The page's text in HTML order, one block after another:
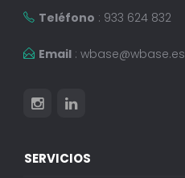
Teléfono : 933 624 832
Email: wbase@wbase.es
SERVICIOS